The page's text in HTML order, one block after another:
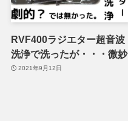
RVF400ラジエター超音波
洗浄で洗ったが・・・微妙
2021年9月12日